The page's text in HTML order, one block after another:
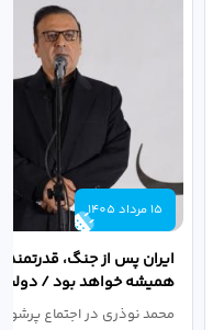
15 مرداد 1405
ایران پس از جنگ،
همیشه خواهد بود / دولت
نبرد اقتصادی،...
محمد نوذری در اجتماع